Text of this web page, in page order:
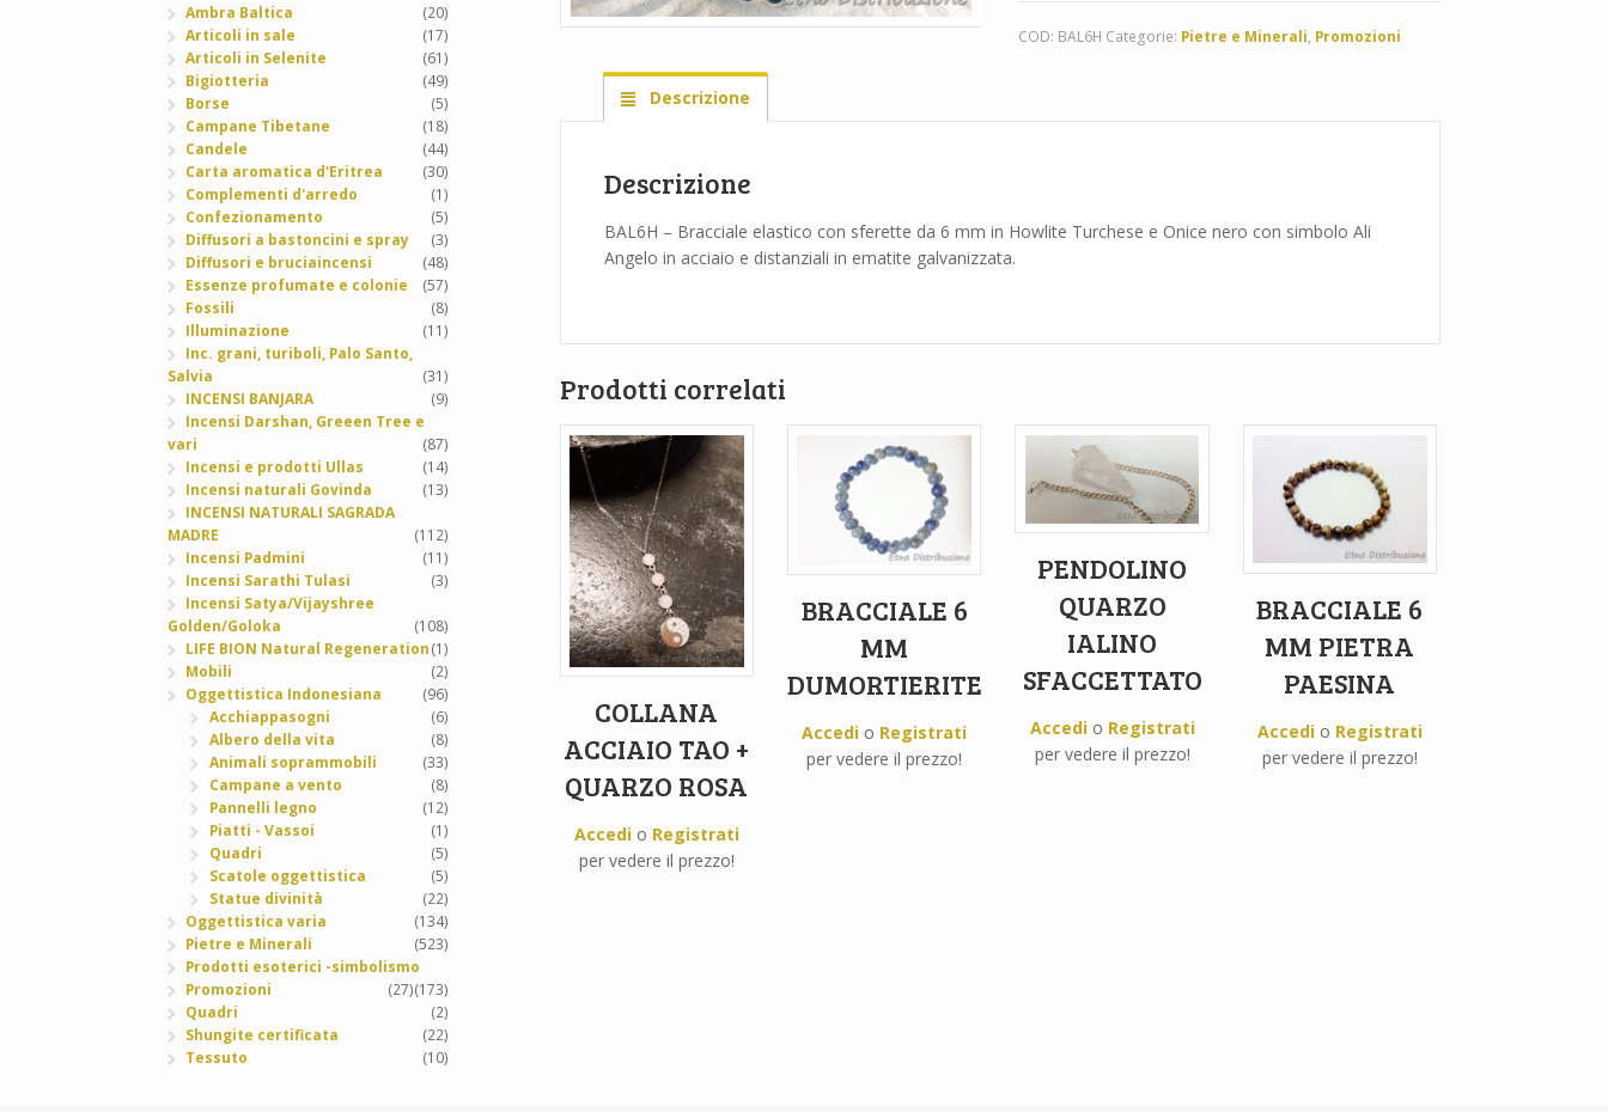
COD: BAL6H Categorie: Pietre e Minerali, Promozioni
Descrizione
Descrizione
BAL6H – Bracciale elastico con sferette da 6 mm in Howlite Turchese e Onice nero con simbolo Ali
Angelo in acciaio e distanziali in ematite galvanizzata.
Prodotti correlati
COLLANA
ACCIAIO TAO +
QUARZO ROSA
Accedio Registrati
per vedere il prezzo!
BRACCIALE 6
MM
DUMORTIERITE
Accedi o Registrati
per vedere il prezzo!
PENDOLINO
QUARZO
IALINO
SFACCETTATO
Accedio Registrati
per vedere il prezzo!
BRACCIALE 6
MM PIETRA
PAESINA
Accedio Registrati
per vedere il prezzo!
Ambra Baltica
(20)
Articoli in sale
(17)
Articoli in Selenite
(61)
Bigiotteria
(49)
Borse
(5)
Campane Tibetane
(18)
Candele
(44)
Carta aromatica d'Eritrea
(30)
Complementi d'arredo
(1)
Confezionamento
(5)
Diffusori a bastoncini e spray
(3)
Diffusori e bruciaincensi
(48)
Essenze profumate e colonie
(57)
Fossili
(8)
Illuminazione
(11)
Inc. grani, turiboli, Palo Santo,
Salvia
(31)
INCENSI BANJARA
(9)
Incensi Darshan, Greeen Tree e
vari
(87)
Incensi e prodotti Ullas
(14)
Incensi naturali Govinda
(13)
INCENSI NATURALI SAGRADA
MADRE
(112)
Incensi Padmini
(11)
Incensi Sarathi Tulasi
(3)
Incensi Satya/Vijayshree
Golden/Goloka
(108)
LIFE BION Natural Regeneration(1)
Mobili
(2)
Oggettistica Indonesiana
(96)
Acchiappasogni
(6)
Albero della vita
(8)
Animali soprammobili
(33)
Campane a vento
(8)
Pannelli legno
(12)
Piatti - Vassoi
(1)
Quadri
(5)
Scatole oggettistica
(5)
Statue divinità
(22)
Oggettistica varia
(134)
Pietre e Minerali
(523)
Prodotti esoterici -simbolismo
(173)
Promozioni
(27)
Quadri
(2)
Shungite certificata
(22)
Tessuto
(10)